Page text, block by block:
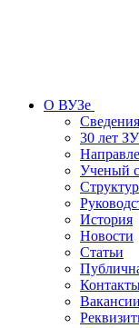
О ВУЗе
30 лет
Ученый
История
Новости
Статьи
Вакансии